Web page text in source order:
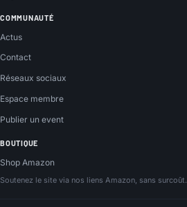
COMMUNAUTÉ
Actus
Contact
Réseaux sociaux
Espace membre
Publier un event
BOUTIQUE
Shop Amazon
Soutenez le site via nos liens Amazon, sans surcoût.